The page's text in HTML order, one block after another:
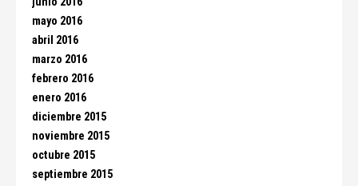
mayo 2016
abril 2016
marzo 2016
febrero 2016
enero 2016
diciembre 2015
noviembre 2015
octubre 2015
septiembre 2015